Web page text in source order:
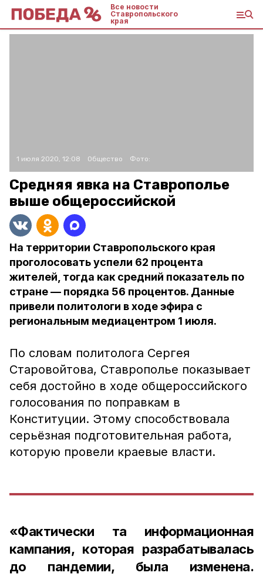
Все новости
Ставропольского
края
1 июля 2020, 12:08 Общество Фото:
Средняя явка на Ставрополье
выше общероссийской
На территории Ставропольского края
проголосовать успели 62 процента
жителей, тогда как средний показатель по
стране — порядка 56 процентов. Данные
привели политологи в ходе эфира с
региональным медиацентром 1 июля.
По словам политолога Сергея
Старовойтова, Ставрополье показывает
себя достойно в ходе общероссийского
голосования по поправкам в
Конституции. Этому способствовала
серьёзная подготовительная работа,
которую провели краевые власти.
«Фактически та информационная
кампания, которая разрабатывалась
до пандемии, была изменена.